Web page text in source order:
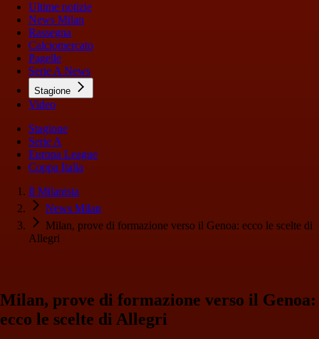
Ultime notizie
News Milan
Rassegna
Calciomercato
Pagelle
Serie A News
Stagione
Video
Stagione
Serie A
Europa League
Coppa Italia
Il Milanista
News Milan
Milan, prove di formazione verso il Genoa: ecco le scelte di
Allegri
Milan, prove di formazione verso il Genoa:
ecco le scelte di Allegri